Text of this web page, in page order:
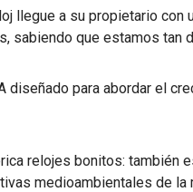
llegue a su propietario con
sabiendo que estamos
diseñado para abordar el
relojes bonitos: también
medioambientales de la